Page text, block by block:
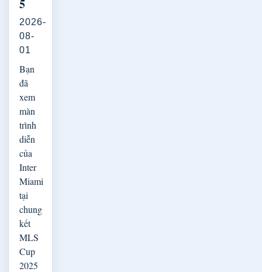
5
2026-
08-
01
Bạn
đã
xem
màn
trình
diễn
của
Inter
Miami
tại
chung
kết
MLS
Cup
2025